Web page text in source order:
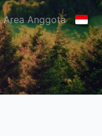
Area Anggota